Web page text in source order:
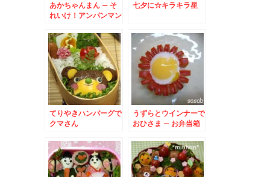
あかちゃんまん – そ
れいけ！アンパンマン
七夕に☆キラキラ星
てりやきハンバーグで
クマさん
うずらとウインナーで
おひさま – お弁当箱
が！！